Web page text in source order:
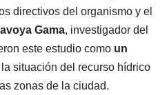
directivos del organismo y el
Gama, investigador del
este estudio como un
situación del recurso hídrico
zonas de la ciudad.